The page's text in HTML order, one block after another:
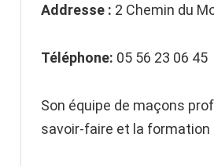
Addresse : 2 Chemin du
Téléphone: 05 56 23 06 45
Son équipe de maçons
savoir-faire et la formation